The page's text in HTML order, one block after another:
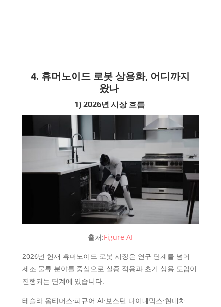
4. 휴머노이드 로봇 상용화, 어디까지
왔나
1) 2026년 시장 흐름
출처:Figure AI
2026년 현재 휴머노이드 로봇 시장은 연구 단계를 넘어
제조·물류 분야를 중심으로 실증 적용과 초기 상용 도입이
진행되는 단계에 있습니다.
테슬라 옵티머스·피규어 AI·보스턴 다이내믹스·현대차